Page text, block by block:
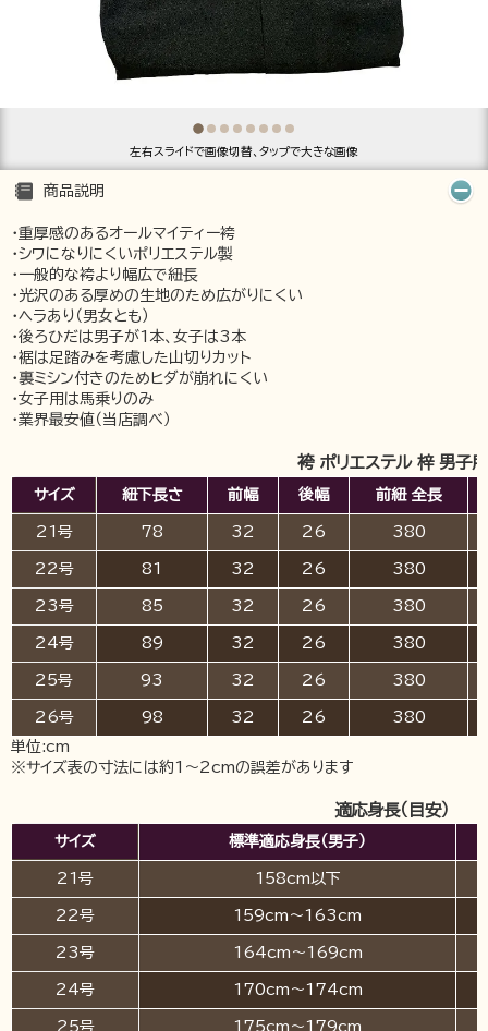
左右スライドで画像切替、タップで大きな画像
商品説明
・重厚感のあるオールマイティー袴
・シワになりにくいポリエステル製
・一般的な袴より幅広で紐長
・光沢のある厚めの生地のため広がりにくい
・ヘラあり（男女とも）
・後ろひだは男子が1本、女子は3本
・裾は足踏みを考慮した山切りカット
・裏ミシン付きのためヒダが崩れにくい
・女子用は馬乗りのみ
・業界最安値（当店調べ）
袴 ポリエステル 梓 男子用
サイズ 紐下長さ 前幅 後幅 前紐 全長
21号 78 32 26 380
22号 81 32 26 380
23号 85 32 26 380
24号 89 32 26 380
25号 93 32 26 380
26号 98 32 26
380
単位:cm
※サイズ表の寸法には約1～2cmの誤差があります
適応身長（目安）
サイズ 標準適応身長（男子）
21号 158cm以下
22号 159cm～163cm
23号 164cm～169cm
24号 170cm～174cm
25号 175cm～179cm